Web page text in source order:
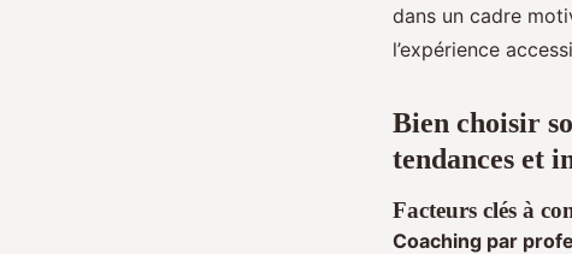
dans un cadre
l’expérience
Bien choisir
tendances et
Facteurs clés à
Coaching par